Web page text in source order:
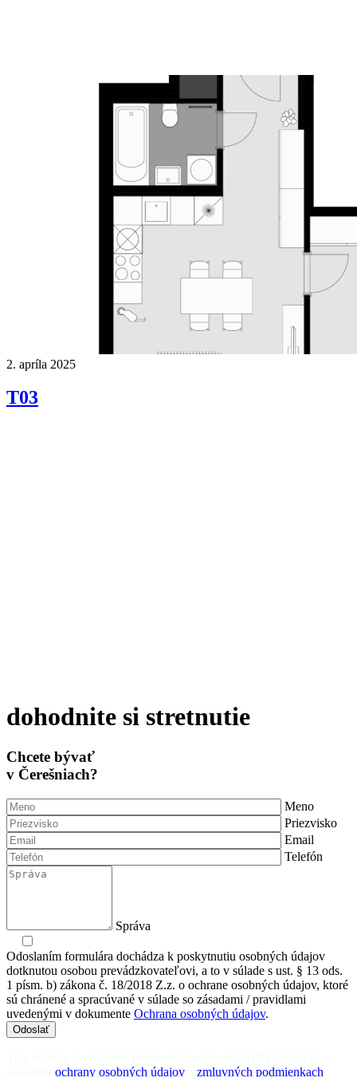
2. apríla 2025
T03
dohodnite si stretnutie
Chcete bývať
v Čerešniach?
Meno
Priezvisko
Email
Telefón
Správa
Odoslaním formulára dochádza k poskytnutiu osobných údajov
dotknutou osobou prevádzkovateľovi, a to v súlade s ust. § 13 ods.
1 písm. b) zákona č. 18/2018 Z.z. o ochrane osobných údajov, ktoré
sú chránené a spracúvané v súlade so zásadami / pravidlami
uvedenými v dokumente Ochrana osobných údajov.
Odoslať
ochrany osobných údajov zmluvných podmienkach